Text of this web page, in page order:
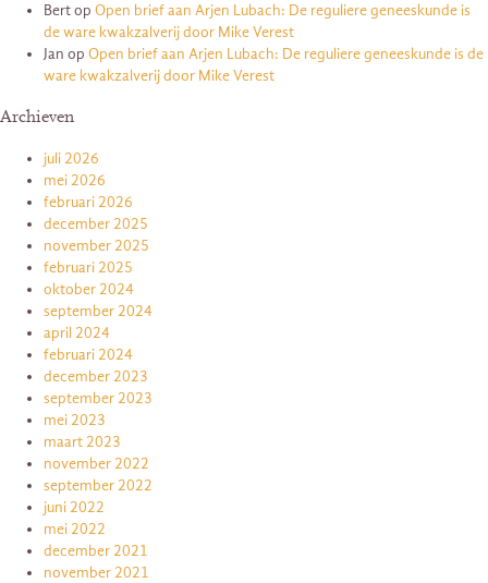
Bertop Open brief aan Arjen Lubach: De reguliere geneeskunde is
de ware kwakzalverij door Mike Verest
Jan op Open brief aan Arjen Lubach: De reguliere geneeskunde is de
ware kwakzalverij door Mike Verest
Archieven
juli 2026
mei 2026
februari 2026
december 2025
november 2025
februari 2025
oktober 2024
september 2024
april 2024
februari 2024
december 2023
september 2023
mei 2023
maart 2023
november 2022
september 2022
juni 2022
mei 2022
december 2021
november 2021